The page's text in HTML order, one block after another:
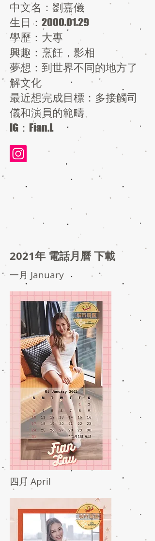
中文名：劉嘉儀
生日：2000.01.29
學歷：大專
興趣：烹飪，影相
夢想：到世界不同的地方了
解文化
最近想完成目標：多接觸司
儀和演員的範疇
IG：Fian.L
2021年 電話月曆 下載
一月 January
四月 April